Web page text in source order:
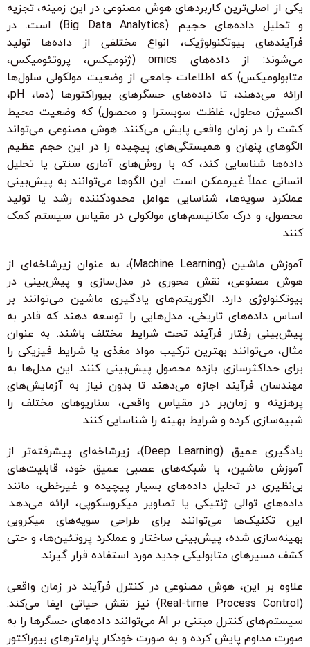
یکی از اصلی‌ترین کاربردهای هوش مصنوعی در این زمینه، تجزیه
و تحلیل داده‌های حجیم (Big Data Analytics) است. در
فرآیندهای بیوتکنولوژیک، انواع مختلفی از داده‌ها تولید
می‌شوند: از داده‌های omics (ژنومیکس، پروتئومیکس،
متابولومیکس) که اطلاعات جامعی از وضعیت مولکولی سلول‌ها
ارائه می‌دهند، تا داده‌های حسگرهای بیوراکتورها (دما، pH،
اکسیژن محلول، غلظت سوبسترا و محصول) که وضعیت محیط
کشت را در زمان واقعی پایش می‌کنند. هوش مصنوعی می‌تواند
الگوهای پنهان و همبستگی‌های پیچیده را در این حجم عظیم
داده‌ها شناسایی کند، که با روش‌های آماری سنتی یا تحلیل
انسانی عملاً غیرممکن است. این الگوها می‌توانند به پیش‌بینی
عملکرد سویه‌ها، شناسایی عوامل محدودکننده رشد یا تولید
محصول، و درک مکانیسم‌های مولکولی در مقیاس سیستم کمک
کنند.
آموزش ماشین (Machine Learning)، به عنوان زیرشاخه‌ای از
هوش مصنوعی، نقش محوری در مدل‌سازی و پیش‌بینی در
بیوتکنولوژی دارد. الگوریتم‌های یادگیری ماشین می‌توانند بر
اساس داده‌های تاریخی، مدل‌هایی را توسعه دهند که قادر به
پیش‌بینی رفتار فرآیند تحت شرایط مختلف باشند. به عنوان
مثال، می‌توانند بهترین ترکیب مواد مغذی یا شرایط فیزیکی را
برای حداکثرسازی بازده محصول پیش‌بینی کنند. این مدل‌ها به
مهندسان فرآیند اجازه می‌دهند تا بدون نیاز به آزمایش‌های
پرهزینه و زمان‌بر در مقیاس واقعی، سناریوهای مختلف را
شبیه‌سازی کرده و شرایط بهینه را شناسایی کنند.
یادگیری عمیق (Deep Learning)، زیرشاخه‌ای پیشرفته‌تر از
آموزش ماشین، با شبکه‌های عصبی عمیق خود، قابلیت‌های
بی‌نظیری در تحلیل داده‌های بسیار پیچیده و غیرخطی، مانند
داده‌های توالی ژنتیکی یا تصاویر میکروسکوپی، ارائه می‌دهد.
این تکنیک‌ها می‌توانند برای طراحی سویه‌های میکروبی
بهینه‌سازی شده، پیش‌بینی ساختار و عملکرد پروتئین‌ها، و حتی
کشف مسیرهای متابولیکی جدید مورد استفاده قرار گیرند.
علاوه بر این، هوش مصنوعی در کنترل فرآیند در زمان واقعی
(Real-time Process Control) نیز نقش حیاتی ایفا می‌کند.
سیستم‌های کنترل مبتنی بر AI می‌توانند داده‌های حسگرها را به
صورت مداوم پایش کرده و به صورت خودکار پارامترهای بیوراکتور